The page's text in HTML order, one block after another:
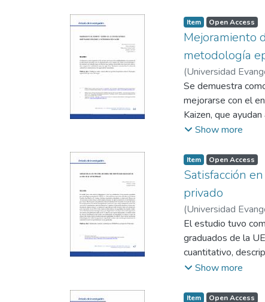
estudio tuvo un
inferencial,
respuesta a los
población.
estadística, que el
estimar el riesgo
económico es
vivir en el área
herramientas de
Item Open Access
Mejoramiento
metodología
(Universidad
Carrillo, William
Se demuestra
mejorarse con el
Kaizen, que
Finalmente, esto
Show more
Item Open Access
Satisfacción
privado
(Universidad
El estudio tuvo
graduados de la
cuantitativo,
muestreo no
señalándose como
Show more
Item Open Access